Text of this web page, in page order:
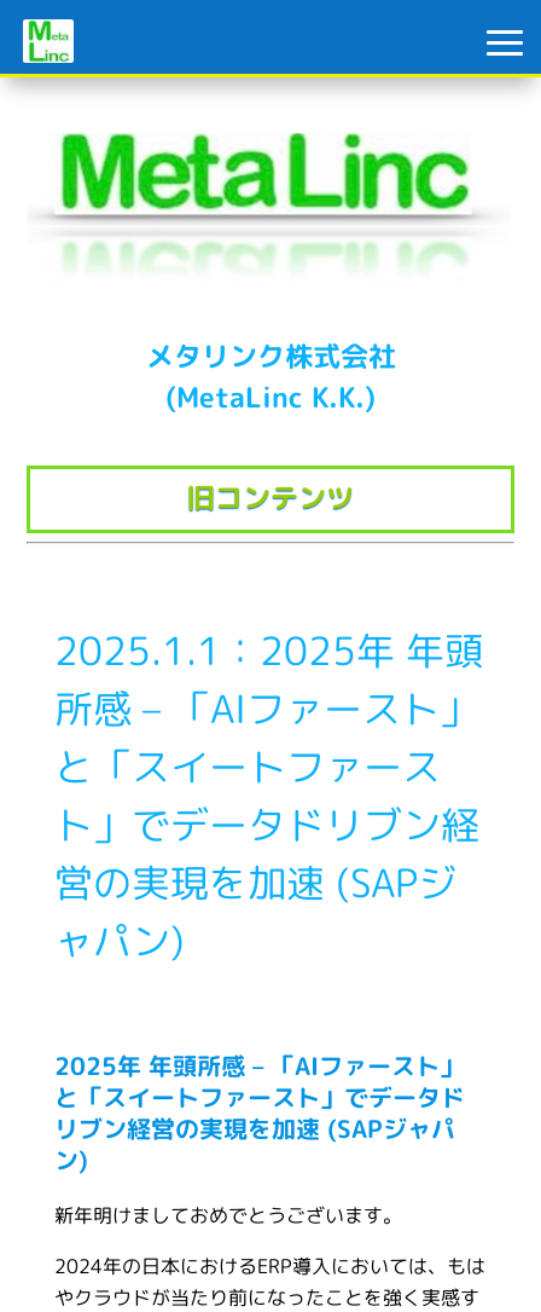
メタリンク株式会社
(MetaLinc K.K.)
旧コンテンツ
2025.1.1：2025年 年頭
所感 – 「AIファースト」
と「スイートファース
ト」でデータドリブン経
営の実現を加速 (SAPジ
ャパン)
2025年 年頭所感 – 「AIファースト」
と「スイートファースト」でデータド
リブン経営の実現を加速 (SAPジャパ
ン)
新年明けましておめでとうございます。
2024年の日本におけるERP導入においては、もは
やクラウドが当たり前になったことを強く実感す